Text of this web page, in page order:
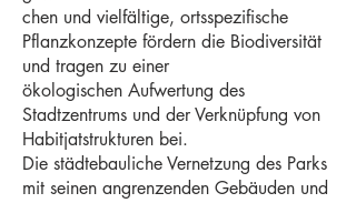
chen und vielfältige, ortsspezifische
Pflanzkonzepte fördern die Biodiversität
und tragen zu einer
ökologischen Aufwertung des
Stadtzentrums und der Verknüpfung von
Habitjatstrukturen bei.
Die städtebauliche Vernetzung des Parks
mit seinen angrenzenden Gebäuden und